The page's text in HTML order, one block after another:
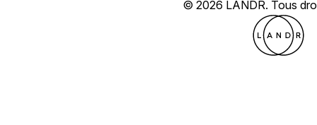
© 2026 LANDR. Tous